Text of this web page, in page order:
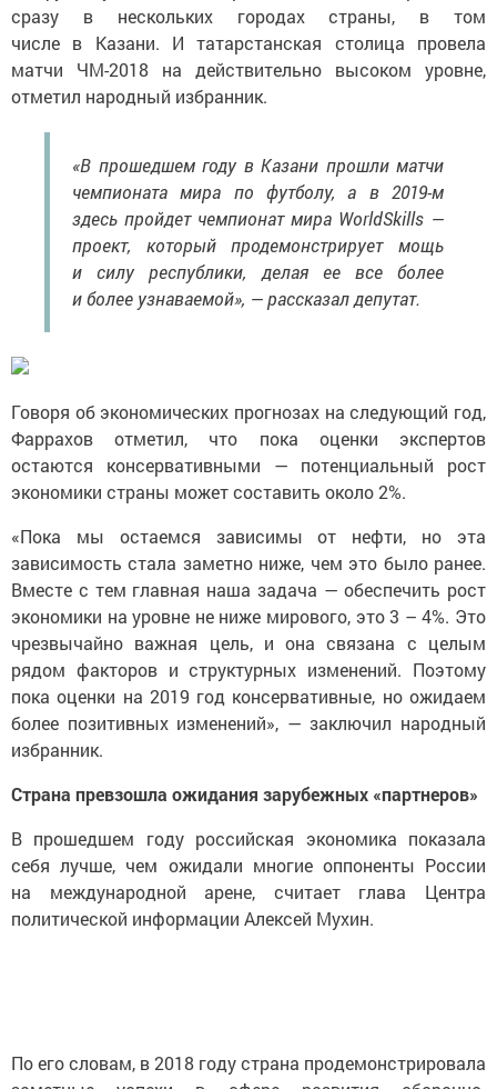
сразу в нескольких городах страны, в том
числе в Казани. И татарстанская столица провела
матчи ЧМ-2018 на действительно высоком уровне,
отметил народный избранник.
«В прошедшем году в Казани прошли матчи
чемпионата мира по футболу, а в 2019-м
здесь пройдет чемпионат мира WorldSkills —
проект, который продемонстрирует мощь
и силу республики, делая ее все более
и более узнаваемой», — рассказал депутат.
Говоря об экономических прогнозах на следующий год,
Фаррахов отметил, что пока оценки экспертов
остаются консервативными — потенциальный рост
экономики страны может составить около 2%.
«Пока мы остаемся зависимы от нефти, но эта
зависимость стала заметно ниже, чем это было ранее.
Вместе с тем главная наша задача — обеспечить рост
экономики на уровне не ниже мирового, это 3 – 4%. Это
чрезвычайно важная цель, и она связана с целым
рядом факторов и структурных изменений. Поэтому
пока оценки на 2019 год консервативные, но ожидаем
более позитивных изменений», — заключил народный
избранник.
Страна превзошла ожидания зарубежных «партнеров»
В прошедшем году российская экономика показала
себя лучше, чем ожидали многие оппоненты России
на международной арене, считает глава Центра
политической информации Алексей Мухин.
По его словам, в 2018 году страна продемонстрировала